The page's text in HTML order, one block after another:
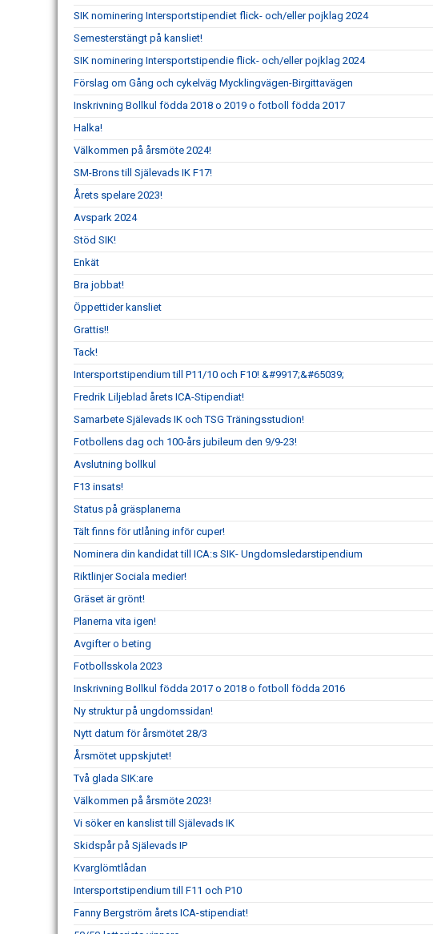
SIK nominering Intersportstipendiet flick- och/eller pojklag 2024
Semesterstängt på kansliet!
SIK nominering Intersportstipendie flick- och/eller pojklag 2024
Förslag om Gång och cykelväg Mycklingvägen-Birgittavägen
Inskrivning Bollkul födda 2018 o 2019 o fotboll födda 2017
Halka!
Välkommen på årsmöte 2024!
SM-Brons till Själevads IK F17!
Årets spelare 2023!
Avspark 2024
Stöd SIK!
Enkät
Bra jobbat!
Öppettider kansliet
Grattis!!
Tack!
Intersportstipendium till P11/10 och F10! &#9917;&#65039;
Fredrik Liljeblad årets ICA-Stipendiat!
Samarbete Själevads IK och TSG Träningsstudion!
Fotbollens dag och 100-års jubileum den 9/9-23!
Avslutning bollkul
F13 insats!
Status på gräsplanerna
Tält finns för utlåning inför cuper!
Nominera din kandidat till ICA:s SIK- Ungdomsledarstipendium
Riktlinjer Sociala medier!
Gräset är grönt!
Planerna vita igen!
Avgifter o beting
Fotbollsskola 2023
Inskrivning Bollkul födda 2017 o 2018 o fotboll födda 2016
Ny struktur på ungdomssidan!
Nytt datum för årsmötet 28/3
Årsmötet uppskjutet!
Två glada SIK:are
Välkommen på årsmöte 2023!
Vi söker en kanslist till Själevads IK
Skidspår på Själevads IP
Kvarglömtlådan
Intersportstipendium till F11 och P10
Fanny Bergström årets ICA-stipendiat!